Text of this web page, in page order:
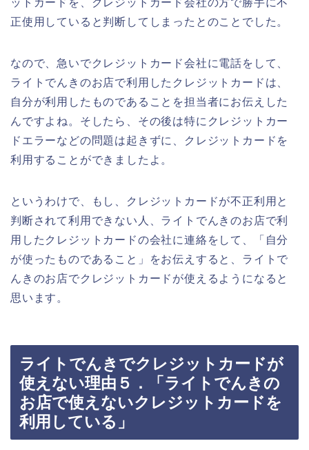
正使用していると判断してしまったとのことでした。
なので、急いでクレジットカード会社に電話をして、
ライトでんきのお店で利用したクレジットカードは、
自分が利用したものであることを担当者にお伝えした
んですよね。そしたら、その後は特にクレジットカー
ドエラーなどの問題は起きずに、クレジットカードを
利用することができましたよ。
というわけで、もし、クレジットカードが不正利用と
判断されて利用できない人、ライトでんきのお店で利
用したクレジットカードの会社に連絡をして、「自分
が使ったものであること」をお伝えすると、ライトで
んきのお店でクレジットカードが使えるようになると
思います。
ライトでんきでクレジットカードが
使えない理由５．「ライトでんきの
お店で使えないクレジットカードを
利用している」